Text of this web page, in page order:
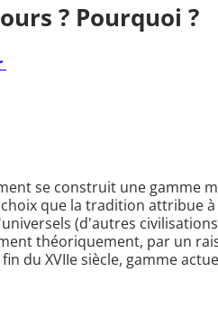
? Pourquoi ?
se construit une gamme
que la tradition attribue à
(d'autres
théoriquement, par un
du XVIIe siècle, gamme